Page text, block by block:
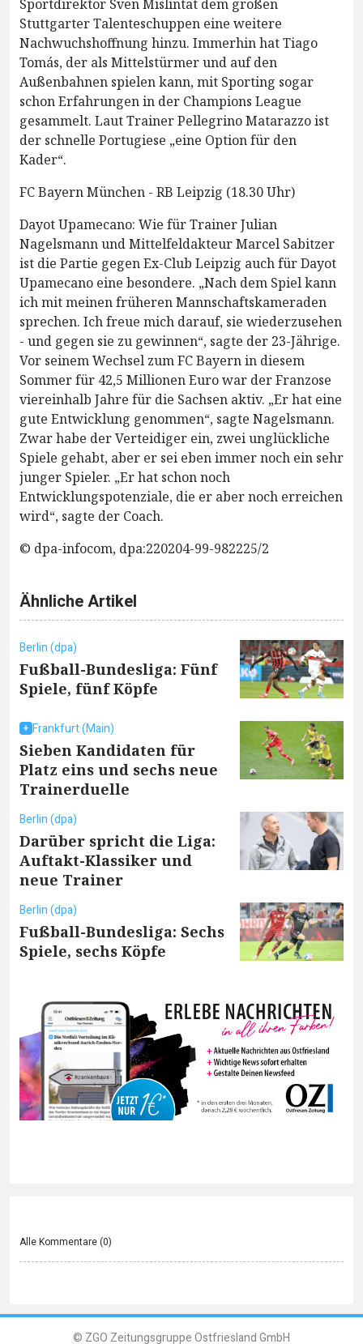
Sportdirektor Sven Mislintat dem großen
Stuttgarter Talenteschuppen eine weitere
Nachwuchshoffnung hinzu. Immerhin hat Tiago
Tomás, der als Mittelstürmer und auf den
Außenbahnen spielen kann, mit Sporting sogar
schon Erfahrungen in der Champions League
gesammelt. Laut Trainer Pellegrino Matarazzo ist
der schnelle Portugiese „eine Option für den
Kader“.
FC Bayern München - RB Leipzig (18.30 Uhr)
Dayot Upamecano: Wie für Trainer Julian
Nagelsmann und Mittelfeldakteur Marcel Sabitzer
ist die Partie gegen Ex-Club Leipzig auch für Dayot
Upamecano eine besondere. „Nach dem Spiel kann
ich mit meinen früheren Mannschaftskameraden
sprechen. Ich freue mich darauf, sie wiederzusehen
- und gegen sie zu gewinnen“, sagte der 23-Jährige.
Vor seinem Wechsel zum FC Bayern in diesem
Sommer für 42,5 Millionen Euro war der Franzose
viereinhalb Jahre für die Sachsen aktiv. „Er hat eine
gute Entwicklung genommen“, sagte Nagelsmann.
Zwar habe der Verteidiger ein, zwei unglückliche
Spiele gehabt, aber er sei eben immer noch ein sehr
junger Spieler. „Er hat schon noch
Entwicklungspotenziale, die er aber noch erreichen
wird“, sagte der Coach.
© dpa-infocom, dpa:220204-99-982225/2
Ähnliche Artikel
Berlin (dpa)
Fußball-Bundesliga: Fünf
Spiele, fünf Köpfe
Frankfurt (Main)
Sieben Kandidaten für
Platz eins und sechs neue
Trainerduelle
Berlin (dpa)
Darüber spricht die Liga:
Auftakt-Klassiker und
neue Trainer
Berlin (dpa)
Fußball-Bundesliga: Sechs
Spiele, sechs Köpfe
Alle Kommentare (0)
© ZGO Zeitungsgruppe Ostfriesland GmbH